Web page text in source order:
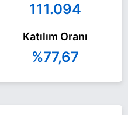
111.094
Katılım Oranı
%77,67